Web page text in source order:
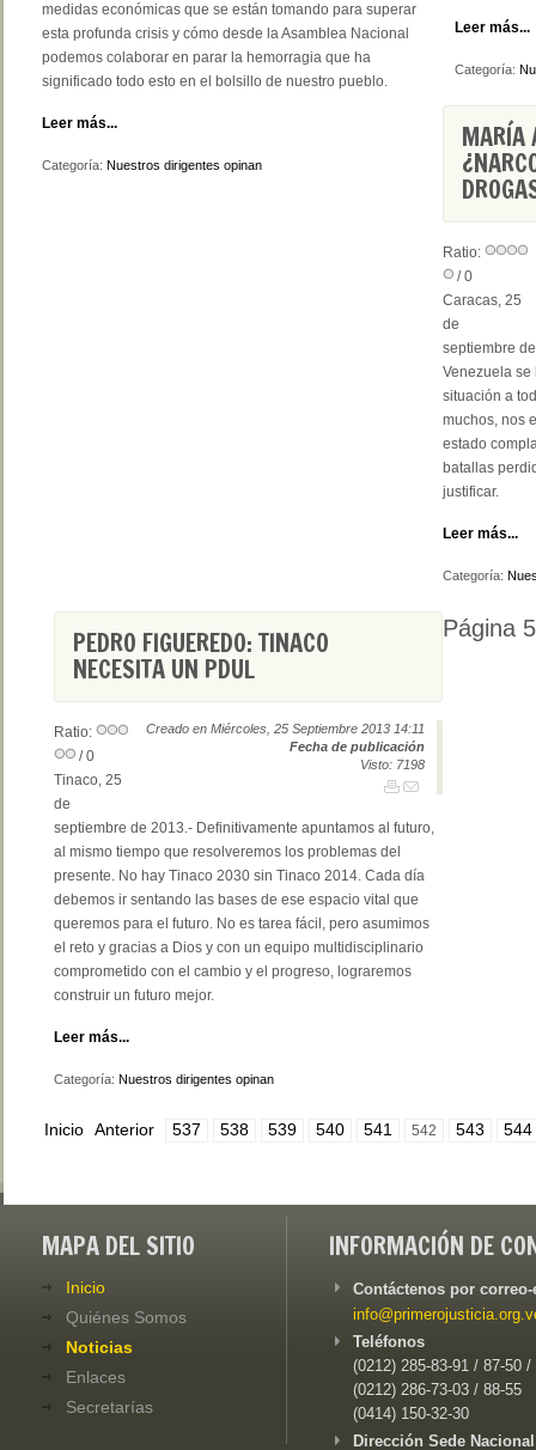
medidas económicas que se están tomando para superar
esta profunda crisis y cómo desde la Asamblea Nacional
podemos colaborar en parar la hemorragia que ha
significado todo esto en el bolsillo de nuestro pueblo.
Leer más...
Categoría: Nuestros dirigentes opinan
Leer más...
Categoría:
MARÍA
Ratio:
/ 0
Caracas, 25
de
septiembre
Venezuela se
situación a
muchos, nos
estado
batallas
justificar.
Leer más...
Categoría:
PEDRO FIGUEREDO: TINACO
NECESITA UN PDUL
Creado en Miércoles, 25 Septiembre 2013 14:11
Fecha de publicación
Visto: 7198
Ratio:
/ 0
Tinaco, 25
de
septiembre de 2013.- Definitivamente apuntamos al futuro,
al mismo tiempo que resolveremos los problemas del
presente. No hay Tinaco 2030 sin Tinaco 2014. Cada día
debemos ir sentando las bases de ese espacio vital que
queremos para el futuro. No es tarea fácil, pero asumimos
el reto y gracias a Dios y con un equipo multidisciplinario
comprometido con el cambio y el progreso, lograremos
construir un futuro mejor.
Leer más...
Categoría: Nuestros dirigentes opinan
Página
Inicio Anterior 537 538 539 540 541 542 543 544
MAPA DEL SITIO
Inicio
Quiénes Somos
Noticias
Enlaces
Secretarías
INFORMACIÓN DE
Contáctenos por
Teléfonos
(0212) 285-83-91 / 87-50 /
(0212) 286-73-03 / 88-55
(0414) 150-32-30
Dirección Sede